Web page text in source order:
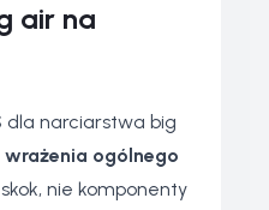
air na
dla narciarstwa big
wrażenia ogólnego
nie komponenty